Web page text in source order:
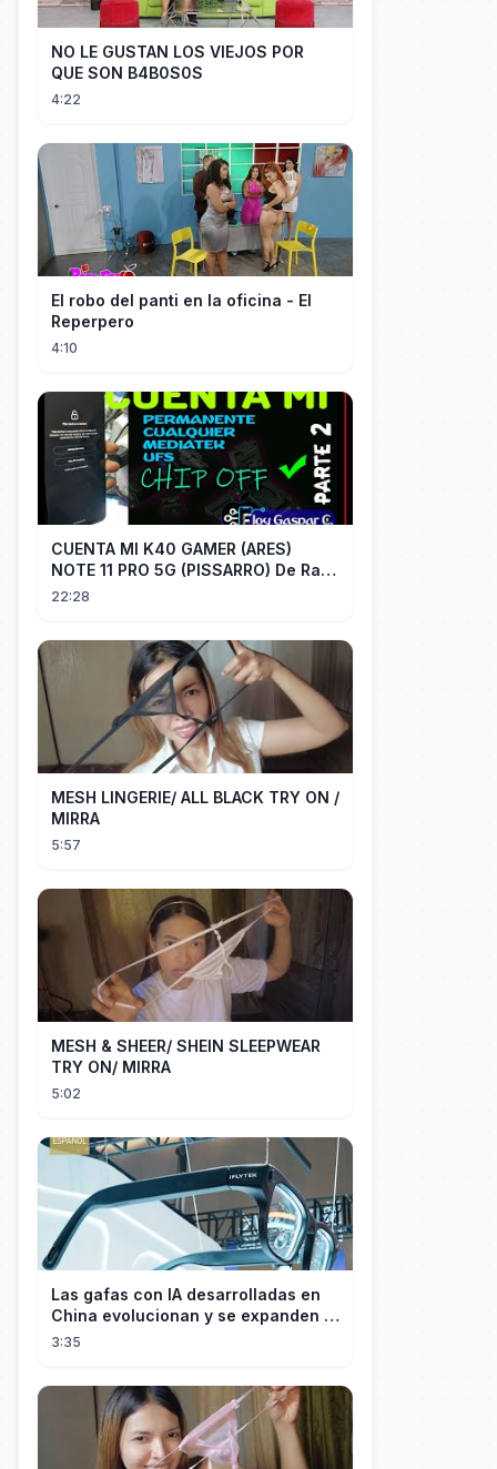
NO LE GUSTAN LOS VIEJOS POR
QUE SON B4B0S0S
4:22
El robo del panti en la oficina - El
Reperpero
4:10
CUENTA MI K40 GAMER (ARES)
NOTE 11 PRO 5G (PISSARRO) De Raiz
CHIP OFF VIA MIPI TESTER PARTE 2
22:28
MESH LINGERIE/ ALL BLACK TRY ON /
MIRRA
5:57
MESH & SHEER/ SHEIN SLEEPWEAR
TRY ON/ MIRRA
5:02
Las gafas con IA desarrolladas en
China evolucionan y se expanden a
los mercados internacionales
3:35